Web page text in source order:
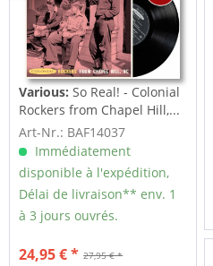
Various:So Real! - Colonial
Rockers from Chapel Hill,...
Art-Nr.: BAF14037
Immédiatement
disponible à l'expédition,
Délai de livraison** env. 1
à 3 jours ouvrés.
27,95 € *
24,95 € *